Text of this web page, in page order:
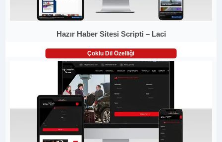
Hazır Haber Sitesi Scripti – Laci
Çoklu Dil Özelliği